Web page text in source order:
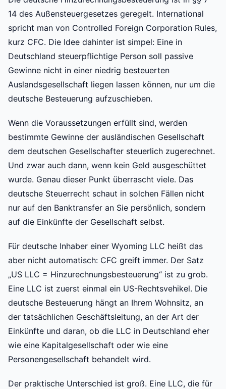
14 des Außensteuergesetzes geregelt. International
spricht man von Controlled Foreign Corporation Rules,
kurz CFC. Die Idee dahinter ist simpel: Eine in
Deutschland steuerpflichtige Person soll passive
Gewinne nicht in einer niedrig besteuerten
Auslandsgesellschaft liegen lassen können, nur um die
deutsche Besteuerung aufzuschieben.
Wenn die Voraussetzungen erfüllt sind, werden
bestimmte Gewinne der ausländischen Gesellschaft
dem deutschen Gesellschafter steuerlich zugerechnet.
Und zwar auch dann, wenn kein Geld ausgeschüttet
wurde. Genau dieser Punkt überrascht viele. Das
deutsche Steuerrecht schaut in solchen Fällen nicht
nur auf den Banktransfer an Sie persönlich, sondern
auf die Einkünfte der Gesellschaft selbst.
Für deutsche Inhaber einer Wyoming LLC heißt das
aber nicht automatisch: CFC greift immer. Der Satz
„US LLC = Hinzurechnungsbesteuerung“ ist zu grob.
Eine LLC ist zuerst einmal ein US-Rechtsvehikel. Die
deutsche Besteuerung hängt an Ihrem Wohnsitz, an
der tatsächlichen Geschäftsleitung, an der Art der
Einkünfte und daran, ob die LLC in Deutschland eher
wie eine Kapitalgesellschaft oder wie eine
Personengesellschaft behandelt wird.
Der praktische Unterschied ist groß. Eine LLC, die für